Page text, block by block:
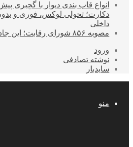
انواع قاب بندی دیوار با گچبری
دکارت؛ تحولی لوکس، فوری و
داخلی
مصوبه ۸۵۶ شورای رقابت؛ این جاده یک‌طرفه است
ورود
نوشته تصادفی
سایدبار
منو